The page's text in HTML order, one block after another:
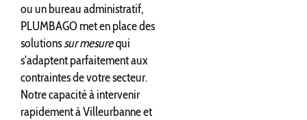
ou un bureau administratif,
PLUMBAGO met en place des
solutionssur mesurequi
s'adaptent parfaitement aux
contraintes de votre secteur.
Notre capacité à intervenir
rapidement à Villeurbanne et